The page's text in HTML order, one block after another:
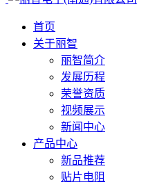
首页
关于丽智
丽智简介
发展历程
荣誉资质
视频展示
新闻中心
产品中心
新品推荐
贴片电阻